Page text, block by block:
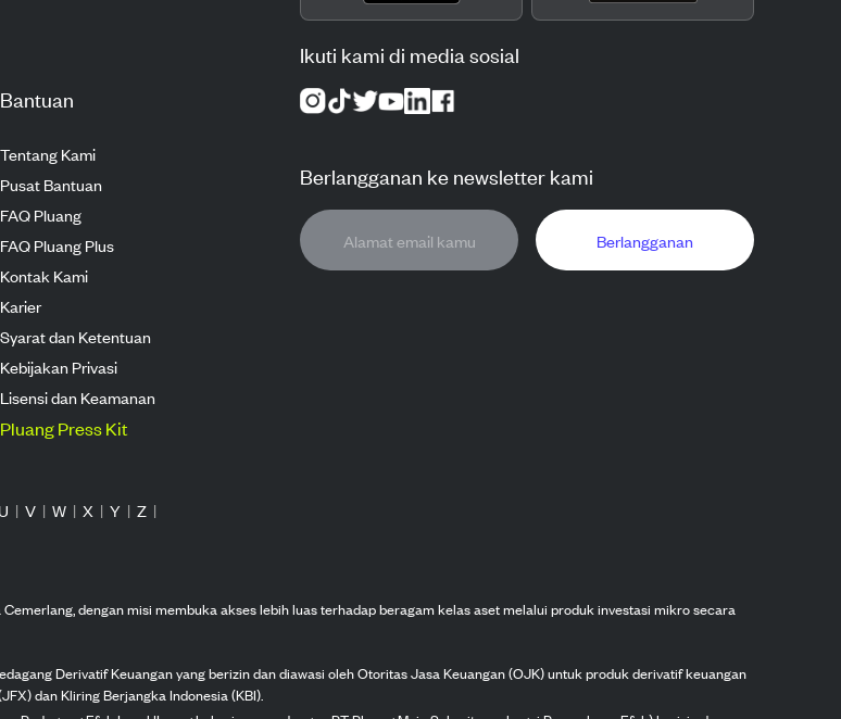
Bantuan
Tentang Kami
Pusat Bantuan
FAQ Pluang
FAQ Pluang Plus
Kontak Kami
Karier
Syarat dan Ketentuan
Kebijakan Privasi
Lisensi dan Keamanan
Pluang Press Kit
Ikuti kami di media sosial
Berlangganan ke newsletter kami
Berlangganan
| V | W | X | Y | Z |
dengan misi membuka akses lebih luas terhadap beragam kelas aset melalui produk investasi mikro secara
Derivatif Keuangan yang berizin dan diawasi oleh Otoritas Jasa Keuangan (OJK) untuk produk derivatif keuangan
dan Kliring Berjangka Indonesia (KBI).